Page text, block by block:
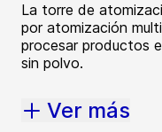
La torre de
por atomización
procesar productos
sin polvo.
Ver más